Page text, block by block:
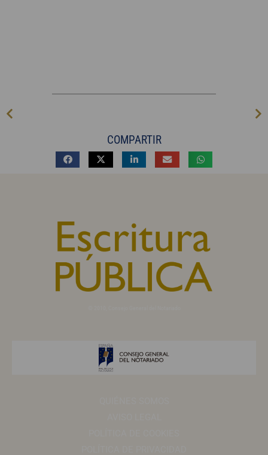
COMPARTIR